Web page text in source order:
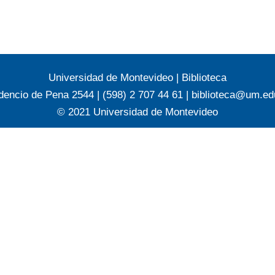
Universidad de Montevideo | Biblioteca
de Pena 2544 | (598) 2 707 44 61 |
© 2021 Universidad de Montevideo